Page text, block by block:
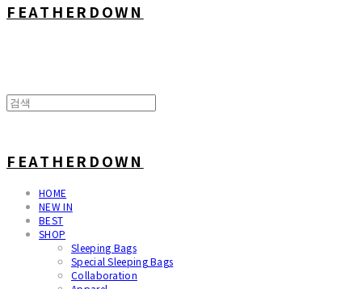
FEATHERDOWN
FEATHERDOWN
HOME
NEW IN
BEST
SHOP
Sleeping Bags
Special Sleeping Bags
Collaboration